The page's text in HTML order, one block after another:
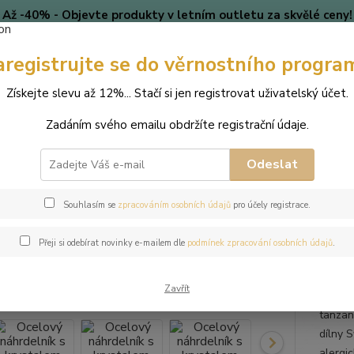
Až -40% - Objevte produkty v letním outletu za skvělé ceny!
🎄 VÁNOCE Blog
Hledat
(Po-
náhrdelník s krystalem
dílny
se do věrnostního
Získejte slevu až 12%... Stačí si jen registrovat uživatelský účet.
Zadáním svého emailu obdržíte registrační údaje.
Odeslat
Souhlasím se zpracováním osobních údajůpro účely registrace.
Přeji si odebírat novinky e-mailem dle podmínek zpracování osobních údajů.
Zavřít